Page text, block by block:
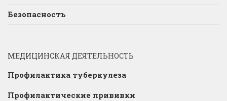
Безопасность
МЕДИЦИНСКАЯ ДЕЯТЕЛЬНОСТЬ
Профилактика туберкулеза
Профилактические прививки